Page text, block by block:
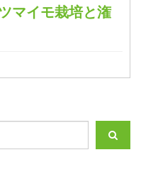
マイモ栽培と潅